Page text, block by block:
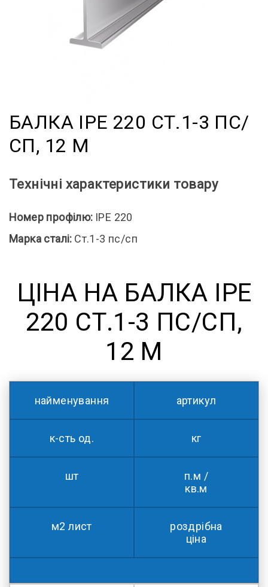
БАЛКА IPE 220 СТ.1-3 ПС/
СП, 12 М
Технічні характеристики товару
Номер профілю: IPE 220
Марка сталі: Ст.1-3 пс/сп
ЦІНА НА БАЛКА IPE
220 СТ.1-3 ПС/СП,
12 М
найменування артикул
к-сть од. кг
шт
п.м /
кв.м
м2 лист
роздрібна
ціна